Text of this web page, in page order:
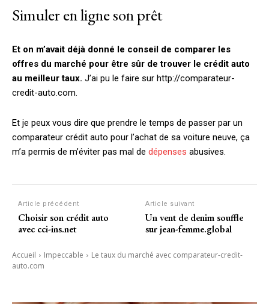
Simuler en ligne son prêt
Et on m’avait déjà donné le conseil de comparer les
offres du marché pour être sûr de trouver le crédit auto
au meilleur taux. J’ai pu le faire sur http://comparateur-
credit-auto.com.
Et je peux vous dire que prendre le temps de passer par un
comparateur crédit auto pour l’achat de sa voiture neuve, ça
m’a permis de m’éviter pas mal de dépenses abusives.
Article précédent
Choisir son crédit auto
avec cci-ins.net
Article suivant
Un vent de denim souffle
sur jean-femme.global
Accueil Impeccable
Le taux du marché avec comparateur-credit-
auto.com